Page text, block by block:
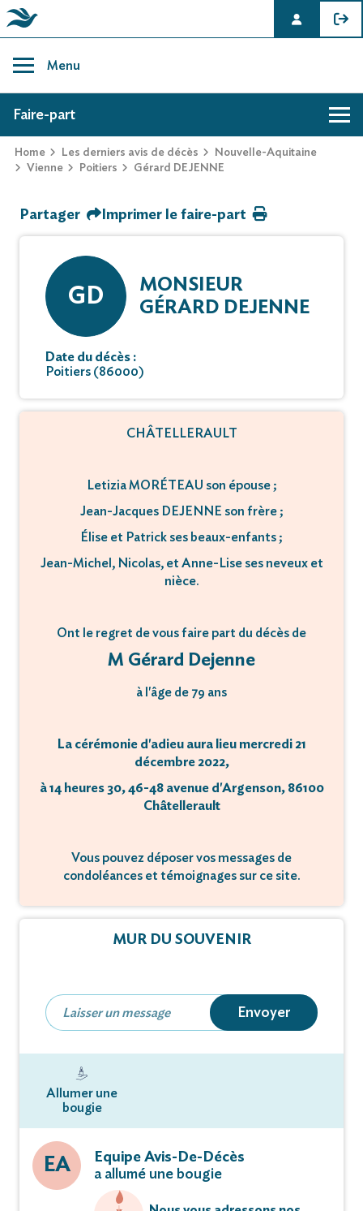
content
Menu
AVIS DE DÉCÈS DE GÉRARD DEJENNE
Home Les derniers avis de décès
Nouvelle-Aquitaine
Vienne
Poitiers Gérard DEJENNE
Faire-part
Hommage
Mur des souvenirs
Faire-part
Partager Imprimer le faire-part
GD
MONSIEUR
GÉRARD DEJENNE
Date du décès :
Poitiers (86000)
CHÂTELLERAULT
Letizia MORÉTEAU son épouse ;
Jean-Jacques DEJENNE son frère ;
Élise et Patrick ses beaux-enfants ;
Jean-Michel, Nicolas, et Anne-Lise ses neveux et
nièce.
Ont le regret de vous faire part du décès de
M Gérard Dejenne
à l'âge de 79 ans
La cérémonie d'adieu aura lieu mercredi 21
décembre 2022,
à 14 heures 30, 46-48 avenue d'Argenson, 86100
Châtellerault
Vous pouvez déposer vos messages de
condoléances et témoignages sur ce site.
MUR DU SOUVENIR
Envoyer
Allumer une
bougie
EA
Equipe Avis-De-Décès
a allumé une bougie